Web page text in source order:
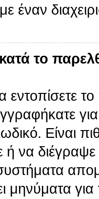
έναν
το
Είναι
ή να
μηνύματα